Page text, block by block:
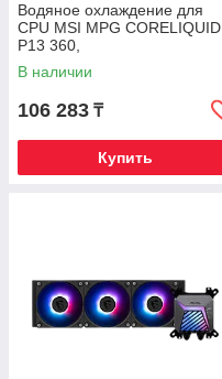
Водяное охлаждение для
CPU MSI MPG CORELIQUID
P13 360,
1700/1851/AM4/AM5, ARGB,
Fan 3x120mm, Черный
В наличии
106 283 ₸
Купить